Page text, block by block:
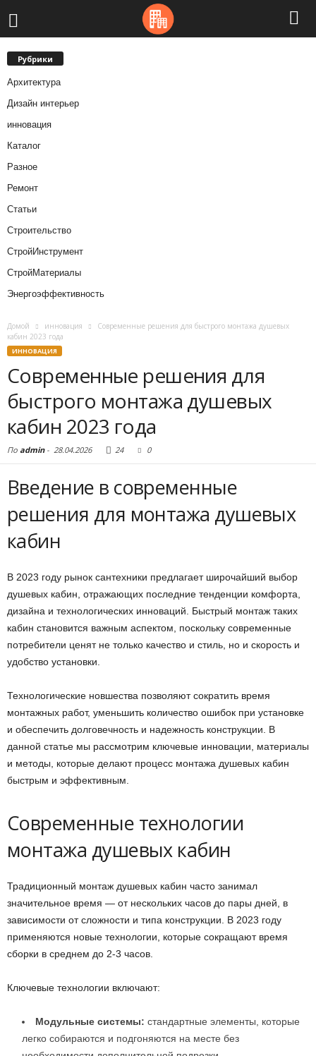
Рубрики
Архитектура
Дизайн интерьер
инновация
Каталог
Разное
Ремонт
Статьи
Строительство
СтройИнструмент
СтройМатериалы
Энергоэффективность
Домой инновация
Современные решения для быстрого монтажа душевых
кабин 2023 года
ИННОВАЦИЯ
Современные решения для
быстрого монтажа душевых
кабин 2023 года
По admin- 28.04.2026 24 0
Введение в современные
решения для монтажа душевых
кабин
В 2023 году рынок сантехники предлагает широчайший выбор
душевых кабин, отражающих последние тенденции комфорта,
дизайна и технологических инноваций. Быстрый монтаж таких
кабин становится важным аспектом, поскольку современные
потребители ценят не только качество и стиль, но и скорость и
удобство установки.
Технологические новшества позволяют сократить время
монтажных работ, уменьшить количество ошибок при установке
и обеспечить долговечность и надежность конструкции. В
данной статье мы рассмотрим ключевые инновации, материалы
и методы, которые делают процесс монтажа душевых кабин
быстрым и эффективным.
Современные технологии
монтажа душевых кабин
Традиционный монтаж душевых кабин часто занимал
значительное время — от нескольких часов до пары дней, в
зависимости от сложности и типа конструкции. В 2023 году
применяются новые технологии, которые сокращают время
сборки в среднем до 2-3 часов.
Ключевые технологии включают:
Модульные системы: стандартные элементы, которые
легко собираются и подгоняются на месте без